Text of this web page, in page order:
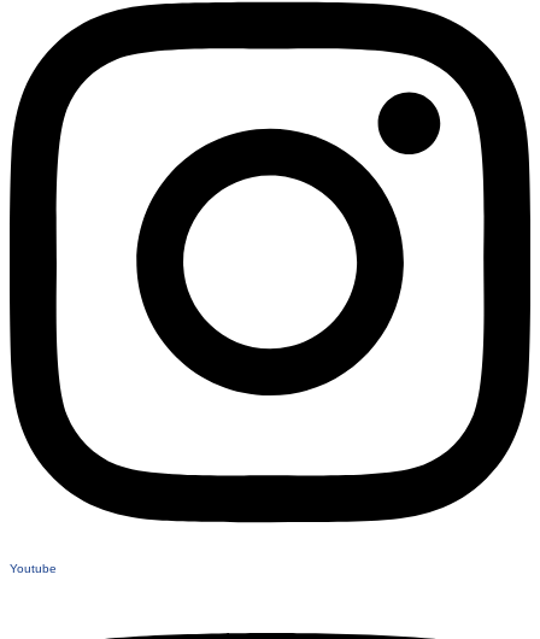
Youtube